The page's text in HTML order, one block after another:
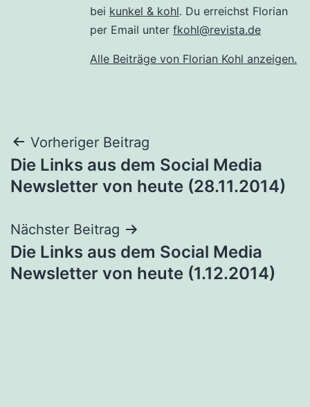
bei kunkel & kohl. Du erreichst Florian
per Email unter fkohl@revista.de
Alle Beiträge von Florian Kohl anzeigen.
Beitragsnavigation
Vorheriger Beitrag
Die Links aus dem Social Media
Newsletter von heute (28.11.2014)
Nächster Beitrag
Die Links aus dem Social Media
Newsletter von heute (1.12.2014)